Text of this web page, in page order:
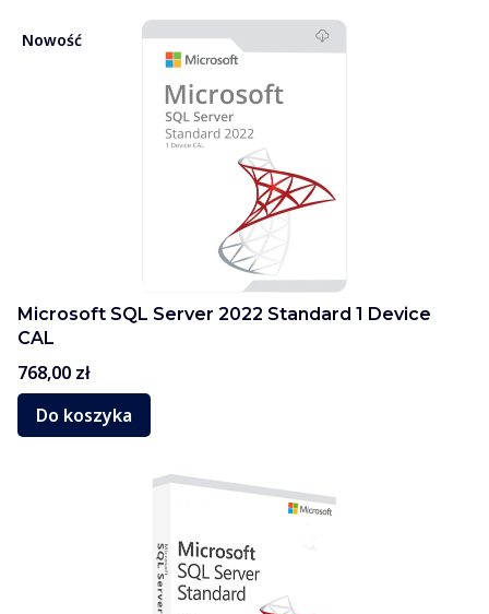
Nowość
Microsoft SQL Server 2022 Standard 1 Device
CAL
Cena
768,00 zł
Do koszyka